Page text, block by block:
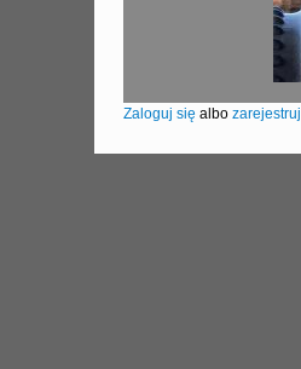
Zaloguj się albo zarejestruj